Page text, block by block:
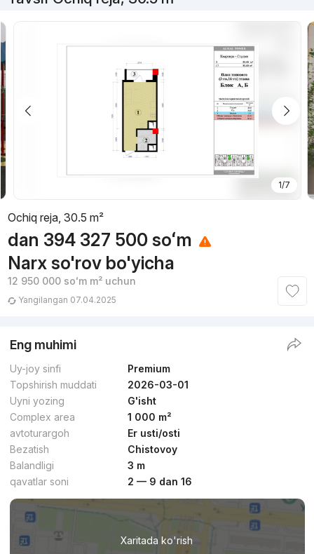
1/7
Ochiq reja, 30.5 m²
dan 394 327 500 soʻm
Narx so'rov bo'yicha
12 950 000 soʻmm² uchun
Yangilangan 07.04.2025
Eng muhimi
Uy-joy sinfi
Premium
Topshirish muddati
2026-03-01
Uyni yozing
G'isht
Complex area
1 000 m²
avtoturargoh
Er usti/osti
Bezatish
Chistovoy
Balandligi
3 m
qavatlar soni
2 — 9 dan 16
Xaritada ko'rish